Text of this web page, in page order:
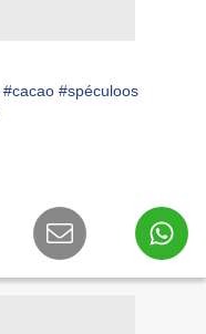
#cacao #spéculoos